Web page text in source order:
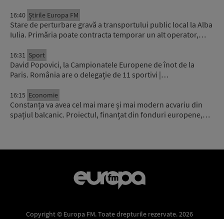
16:40 Știrile Europa FM
Stare de perturbare gravă a transportului public local la Alba
Iulia. Primăria poate contracta temporar un alt operator,…
16:31 Sport
David Popovici, la Campionatele Europene de înot de la
Paris. România are o delegație de 11 sportivi |…
16:15 Economie
Constanța va avea cel mai mare și mai modern acvariu din
spațiul balcanic. Proiectul, finanțat din fonduri europene,…
Copyright © Europa FM. Toate drepturile rezervate. 2026